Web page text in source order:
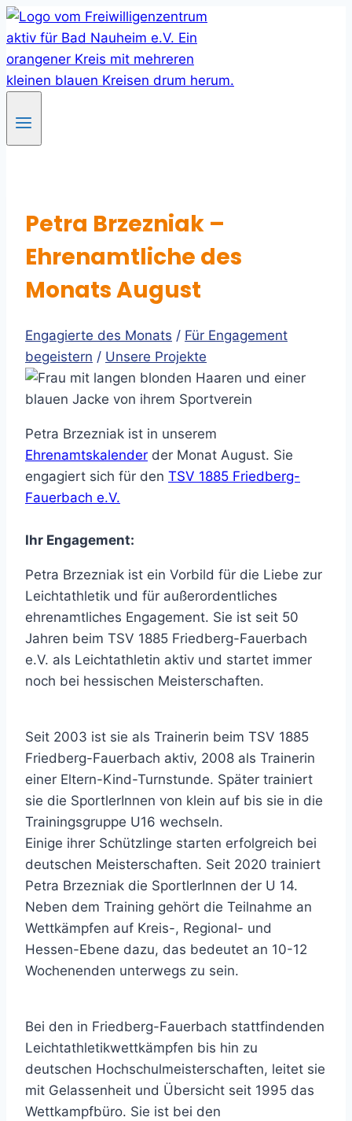
Skip
to
content
Petra Brzezniak –
Ehrenamtliche des
Monats August
Engagierte des Monats / Für Engagement
begeistern / Unsere Projekte
Petra Brzezniak ist in unserem
Ehrenamtskalender der Monat August. Sie
engagiert sich für den TSV 1885 Friedberg-
Fauerbach e.V.
Ihr Engagement:
Petra Brzezniak ist ein Vorbild für die Liebe zur
Leichtathletik und für außerordentliches
ehrenamtliches Engagement. Sie ist seit 50
Jahren beim TSV 1885 Friedberg-Fauerbach
e.V. als Leichtathletin aktiv und startet immer
noch bei hessischen Meisterschaften.
Seit 2003 ist sie als Trainerin beim TSV 1885
Friedberg-Fauerbach aktiv, 2008 als Trainerin
einer Eltern-Kind-Turnstunde. Später trainiert
sie die SportlerInnen von klein auf bis sie in die
Trainingsgruppe U16 wechseln.
Einige ihrer Schützlinge starten erfolgreich bei
deutschen Meisterschaften. Seit 2020 trainiert
Petra Brzezniak die SportlerInnen der U 14.
Neben dem Training gehört die Teilnahme an
Wettkämpfen auf Kreis-, Regional- und
Hessen-Ebene dazu, das bedeutet an 10-12
Wochenenden unterwegs zu sein.
Bei den in Friedberg-Fauerbach stattfindenden
Leichtathletikwettkämpfen bis hin zu
deutschen Hochschulmeisterschaften, leitet sie
mit Gelassenheit und Übersicht seit 1995 das
Wettkampfbüro. Sie ist bei den